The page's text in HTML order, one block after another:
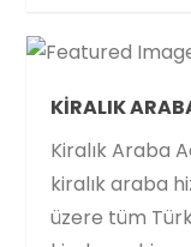
KIRALIK
Kiralık Araba
kiralık araba
üzere tüm